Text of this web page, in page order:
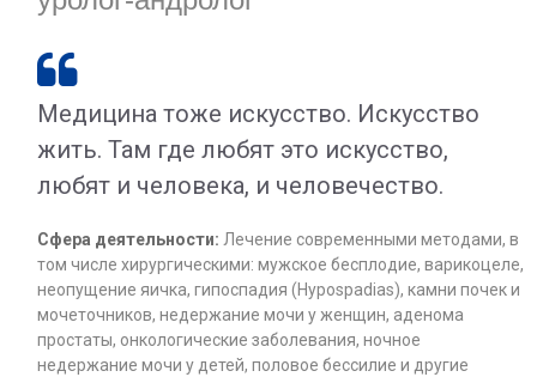

Медицина тоже искусство. Искусство
жить. Там где любят это искусство,
любят и человека, и человечество.
Сфера деятельности: Лечение современными методами, в
том числе хирургическими: мужское бесплодие, варикоцеле,
неопущение яичка, гипоспадия (Hypospadias), камни почек и
мочеточников, недержание мочи у женщин, аденома
простаты, онкологические заболевания, ночное
недержание мочи у детей, половое бессилие и другие